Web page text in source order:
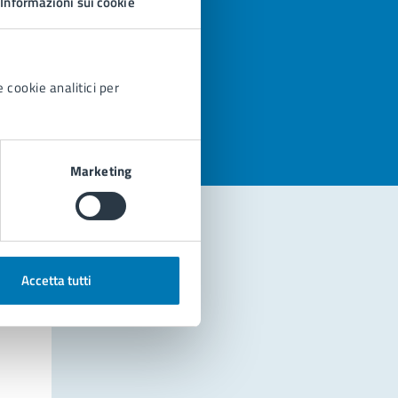
cookie analitici per
Marketing
Accetta tutti